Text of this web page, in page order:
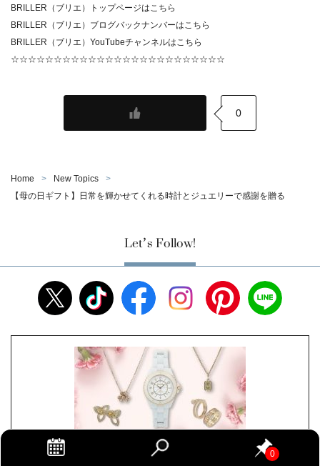
0
BRILLER（ブリエ）トップページはこちら
BRILLER（ブリエ）ブログバックナンバーはこちら
BRILLER（ブリエ）YouTubeチャンネルはこちら
☆☆☆☆☆☆☆☆☆☆☆☆☆☆☆☆☆☆☆☆☆☆☆☆☆
0
Home
New Topics
【母の日ギフト】日常を輝かせてくれる時計とジュエリーで感謝を贈る
Let’s Follow!
この記事が気に入ったら